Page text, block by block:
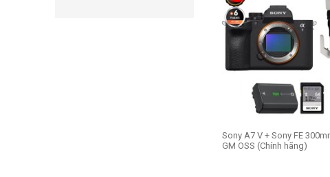
Sony A7 V + Sony FE
GM OSS (Chính hãng)